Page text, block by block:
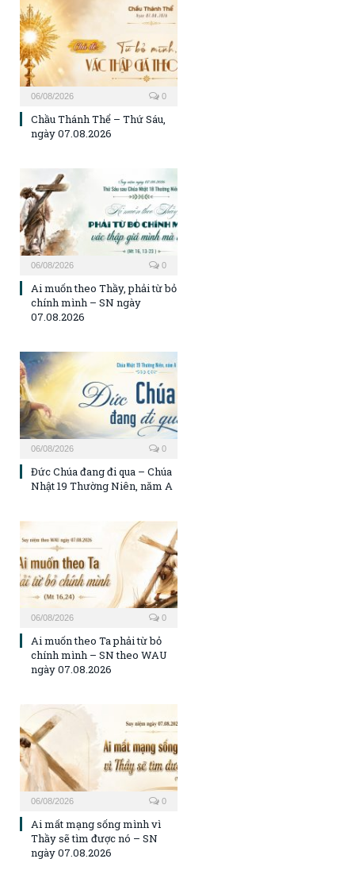
06/08/2026 0
Chầu Thánh Thể – Thứ Sáu,
ngày 07.08.2026
06/08/2026 0
Ai muốn theo Thầy, phải từ bỏ
chính mình – SN ngày
07.08.2026
06/08/2026 0
Đức Chúa đang đi qua – Chúa
Nhật 19 Thường Niên, năm A
06/08/2026 0
Ai muốn theo Ta phải từ bỏ
chính mình – SN theo WAU
ngày 07.08.2026
06/08/2026 0
Ai mất mạng sống mình vì
Thầy sẽ tìm được nó – SN
ngày 07.08.2026